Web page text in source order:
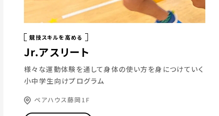
競技スキルを高める
Jr.アスリート
様々な運動体験を通して身体の使い方を身につけていく
小中学生向けプログラム
ペアハウス藤岡1F